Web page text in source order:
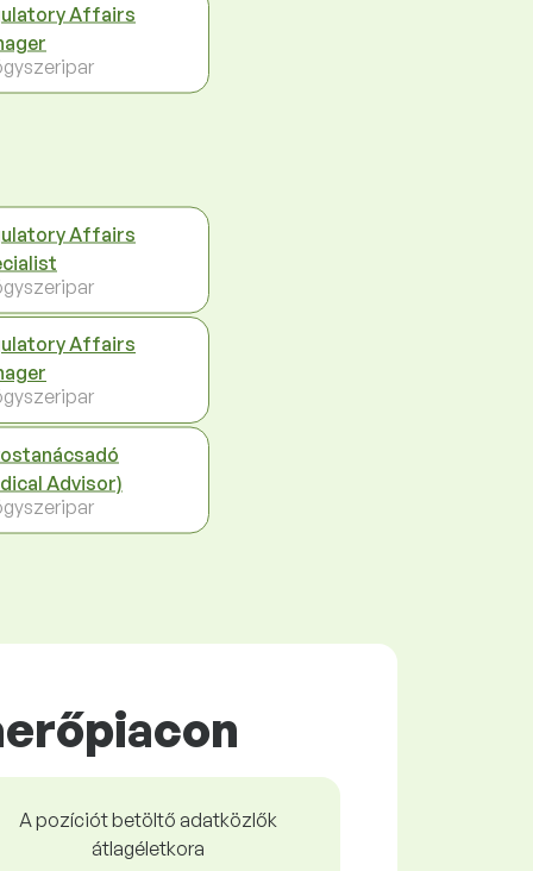
Affairs
Affairs
Affairs
Advisor)
A pozíciót betöltő adatközlők
átlagéletkora